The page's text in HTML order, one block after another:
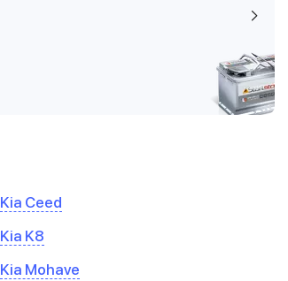
Kia Ceed
Kia K8
Kia Mohave